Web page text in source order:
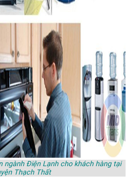
ngành Điện Lạnh cho khách hàng tại
Thạch Thất